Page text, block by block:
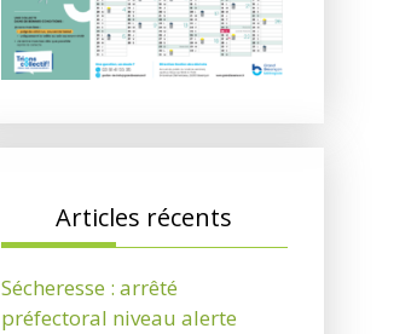
Articles récents
Sécheresse : arrêté
préfectoral niveau alerte